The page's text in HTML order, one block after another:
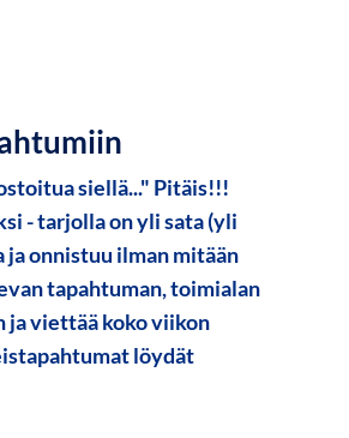
siellä..." Pitäis!!!
- tarjolla on yli sata (yli
onnistuu ilman mitään
tapahtuman, toimialan
viettää koko viikon
löydät